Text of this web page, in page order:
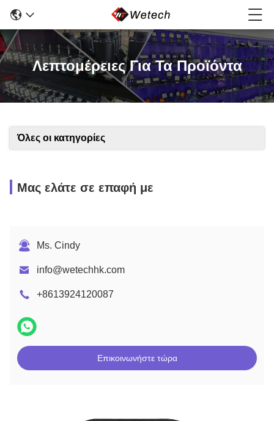
Λεπτομέρειες Για Τα Προϊόντα
Όλες οι κατηγορίες
Μας ελάτε σε επαφή με
Ms. Cindy
info@wetechhk.com
+8613924120087
Επικοινωνήστε τώρα